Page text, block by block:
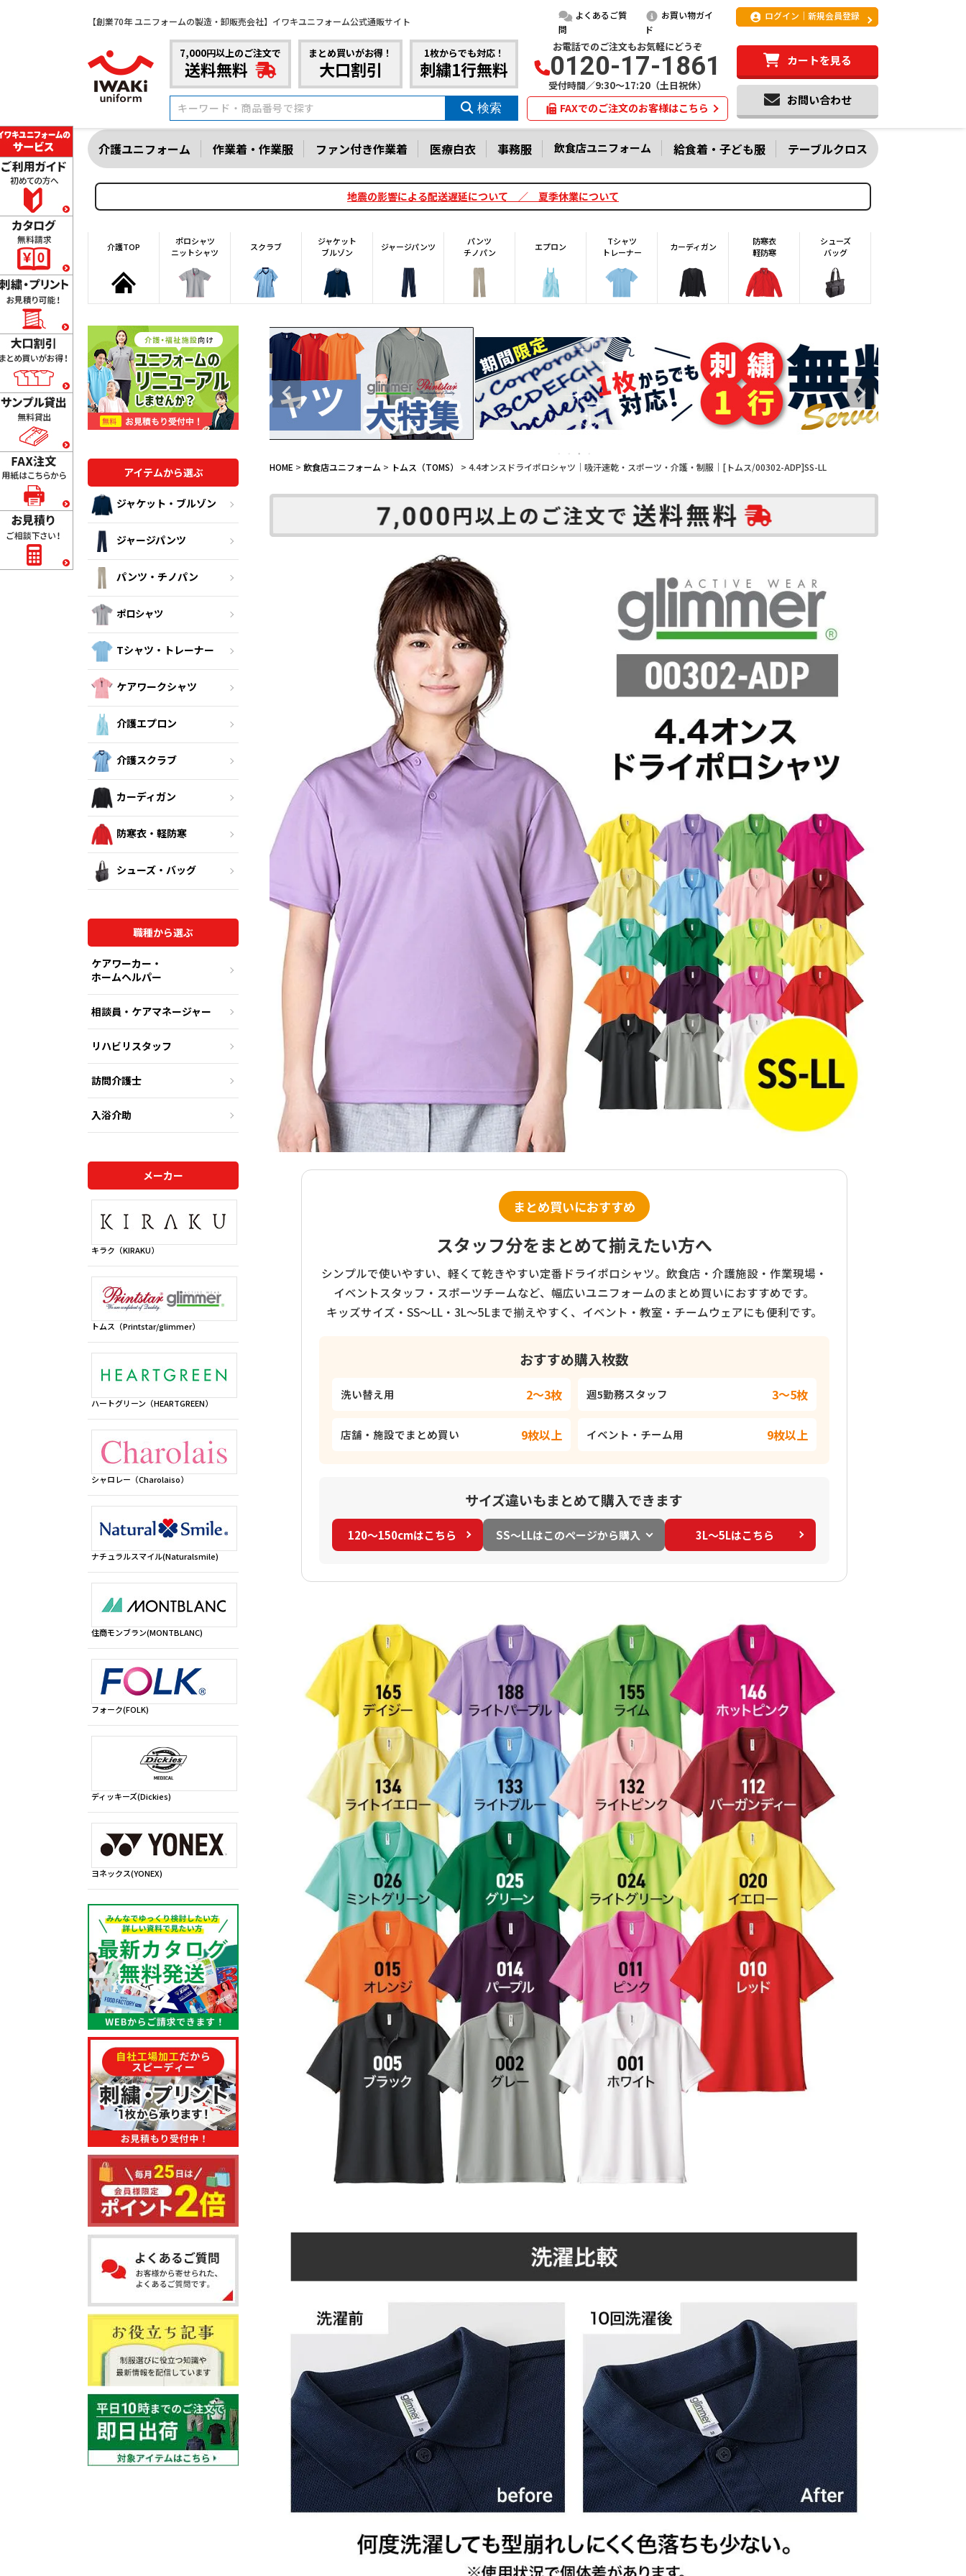
【創業70年 ユニフォームの製造・卸販売会社】イワキユニフォーム公式通販サイト
よくあるご質
問
お買い物ガイ
ド
ログイン｜新規会員登録
7,000円以上のご注文で
送料無料
まとめ買いがお得！
大口割引
1枚からでも対応！
刺繍1行無料
お電話でのご注文もお気軽にどうぞ
0120-17-1861
受付時間／9:30～17:20（土日祝休）
FAXでのご注文のお客様はこちら
カートを見る
お問い合わせ
介護ユニフォーム 作業着・作業服 ファン付き作業着 医療白衣 事務服 飲食店ユニフォーム 給食着・子ども服 テーブルクロス
地震の影響による配送遅延について ／ 夏季休業について
介護TOP
ポロシャツ
ニットシャツ
スクラブ
ジャケット
ブルゾン
ジャージパンツ
パンツ
チノパン
エプロン
Tシャツ
トレーナー
カーディガン
防寒衣
軽防寒
シューズ
バッグ
アイテムから選ぶ
ジャケット・ブルゾン
ジャージパンツ
パンツ・チノパン
ポロシャツ
Tシャツ・トレーナー
ケアワークシャツ
介護エプロン
介護スクラブ
カーディガン
防寒衣・軽防寒
シューズ・バッグ
職種から選ぶ
ケアワーカー・
ホームヘルパー
相談員・ケアマネージャー
リハビリスタッフ
訪問介護士
入浴介助
メーカー
キラク（KIRAKU）
トムス（Printstar/glimmer）
ハートグリーン（HEARTGREEN）
シャロレー（Charolaiso）
ナチュラルスマイル(Naturalsmile)
住商モンブラン(MONTBLANC)
フォーク(FOLK)
ディッキーズ(Dickies)
ヨネックス(YONEX)
HOME 飲食店ユニフォーム トムス（TOMS） 4.4オンスドライポロシャツ｜吸汗速乾・スポーツ・介護・制服｜[トムス/00302-ADP]SS-LL
まとめ買いにおすすめ
スタッフ分をまとめて揃えたい方へ
シンプルで使いやすい、軽くて乾きやすい定番ドライポロシャツ。飲食店・介護施設・作業現場・
イベントスタッフ・スポーツチームなど、幅広いユニフォームのまとめ買いにおすすめです。
キッズサイズ・SS～LL・3L～5Lまで揃えやすく、イベント・教室・チームウェアにも便利です。
おすすめ購入枚数
洗い替え用 2～3枚 週5勤務スタッフ 3～5枚
店舗・施設でまとめ買い 9枚以上 イベント・チーム用 9枚以上
サイズ違いもまとめて購入できます
120～150cmはこちら SS～LLはこのページから購入 3L～5Lはこちら